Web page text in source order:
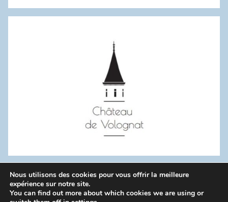
:
WordPress Theme: Donovan by ThemeZee.
Nous utilisons des cookies pour vous offrir la meilleure
expérience sur notre site.
You can find out more about which cookies we are using or